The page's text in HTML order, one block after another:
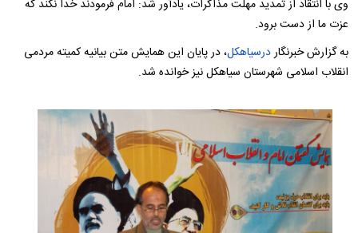
وی با انتقاد از تمدید مهلت مذاکرات، یادآور شد: امام فرمودند خدا نکند که
عزت ما از دست برود.
به گزارش خبرنگاردرسیاهکل، در پایان این همایش متن بیانیه کمیته مردمی
انقلاب اسلامی شهرستان سیاهکل نیز خوانده شد.